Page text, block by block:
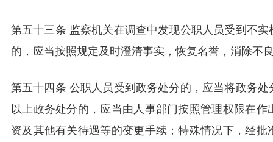
第五十三条 监察机关在调查中发现公职人员受到不
的，应当按照规定及时澄清事实，恢复名誉，消除不
第五十四条 公职人员受到政务处分的，应当将政务
以上政务处分的，应当由人事部门按照管理权限在
资及其他有关待遇等的变更手续；特殊情况下，经